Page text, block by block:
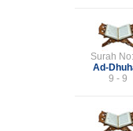
Surah
Ad-
9 - 9